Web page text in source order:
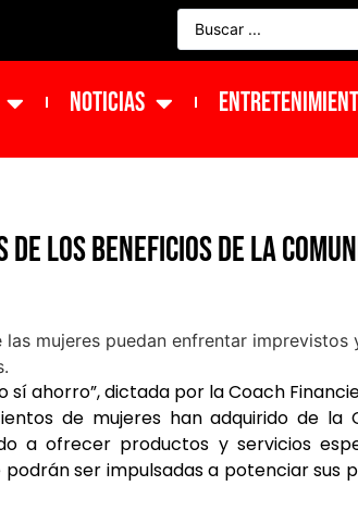
NOTICIAS
los beneficios de la
ahorro”, dictada por la Coach
de mujeres han adquirido de la
a ofrecer productos y servicios
ser impulsadas a potenciar sus